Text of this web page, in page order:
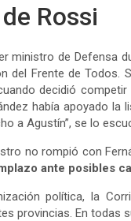
Rossi
ministro de Defensa
del Frente de Todos.
decidió
había apoyado
a Agustín”, se lo
no rompió con
ante posibles
política, la
provincias. En todas